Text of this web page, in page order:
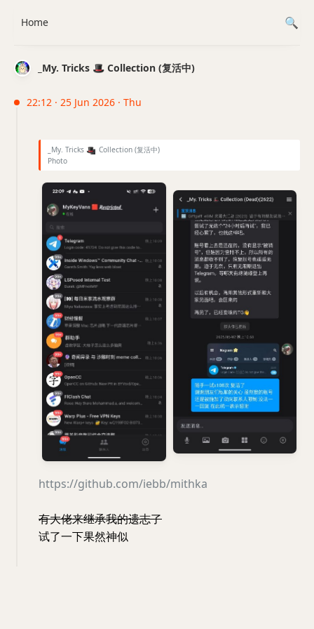
_My. Tricks 🎩 Collection (复活中)
22:12 · 25 Jun 2026 · Thu
_My. Tricks 🎩 Collection (复活中)
Photo
https://github.com/iebb/mithka
有大佬来继承我的遗志了
试了一下果然神似
Home